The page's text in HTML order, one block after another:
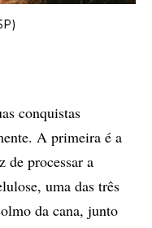
conquistas
A primeira é a
de processar a
uma das três
da cana, junto